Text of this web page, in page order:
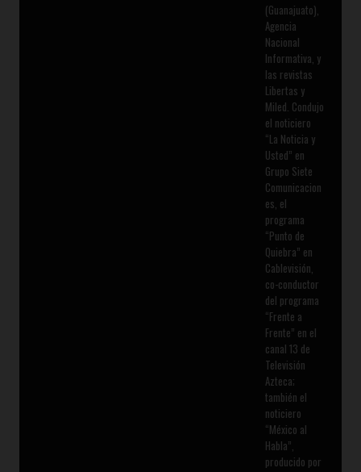
(Guanajuato),
Agencia
Nacional
Informativa, y
las revistas
Libertas y
Miled. Condujo
el noticiero
“La Noticia y
Usted” en
Grupo Siete
Comunicacion
es, el
programa
“Punto de
Quiebra” en
Cablevisión,
co-conductor
del programa
“Frente a
Frente” en el
canal 13 de
Televisión
Azteca;
también el
noticiero
“México al
Habla”,
producido por